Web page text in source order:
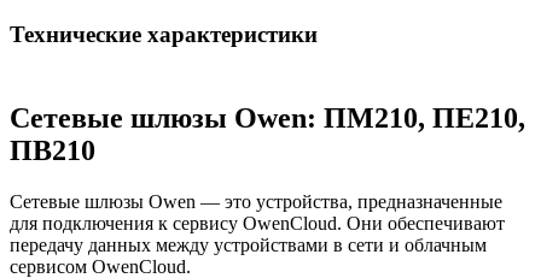
Технические характеристики
Сетевые шлюзы Owen: ПМ210, ПЕ210,
ПВ210
Сетевые шлюзы Owen — это устройства, предназначенные
для подключения к сервису OwenCloud. Они обеспечивают
передачу данных между устройствами в сети и облачным
сервисом OwenCloud.